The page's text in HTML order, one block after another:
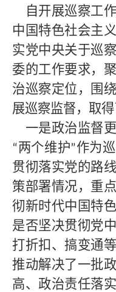
自开展巡察工
中国特色社会主
实党中央关于巡
委的工作要求，
治巡察定位，围
展巡察监督，取得
一是政治监督
“两个维护”作为
贯彻落实党的路
策部署情况，重
彻新时代中国特
是否坚决贯彻党
打折扣、搞变通
推动解决了一批
高、政治责任落